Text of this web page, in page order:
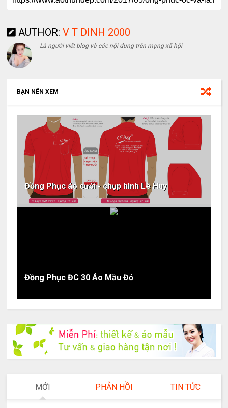
AUTHOR: V T DINH 2000
Là người viết blog và các nội dung trên mạng xã hội
BẠN NÊN XEM
Đồng Phục áo cưới - chụp hình Lê Huy
Đồng Phục ĐC 30 Áo Mầu Đỏ
MỚI PHẢN HỒI TIN TỨC